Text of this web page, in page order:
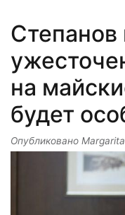
Степанов
на
будет
Опубликовано Margarita